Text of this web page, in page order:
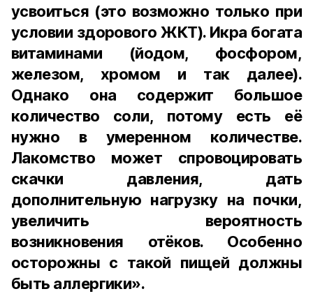
усвоиться (это возможно только при
условии здорового ЖКТ). Икра богата
витаминами (йодом, фосфором,
железом, хромом и так далее).
Однако она содержит большое
количество соли, потому есть её
нужно в умеренном количестве.
Лакомство может спровоцировать
скачки давления, дать
дополнительную нагрузку на почки,
увеличить вероятность
возникновения отёков. Особенно
осторожны с такой пищей должны
быть аллергики».